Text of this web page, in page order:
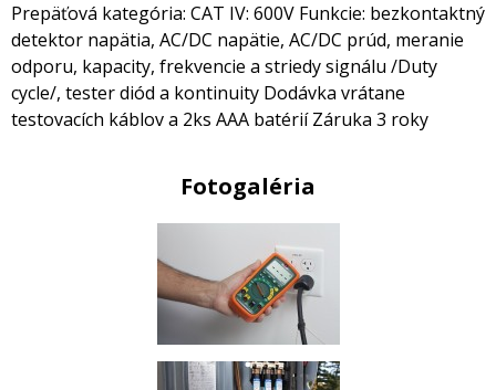
Prepäťová kategória: CAT IV: 600V Funkcie: bezkontaktný
detektor napätia, AC/DC napätie, AC/DC prúd, meranie
odporu, kapacity, frekvencie a striedy signálu /Duty
cycle/, tester diód a kontinuity Dodávka vrátane
testovacích káblov a 2ks AAA batérií Záruka 3 roky
Fotogaléria